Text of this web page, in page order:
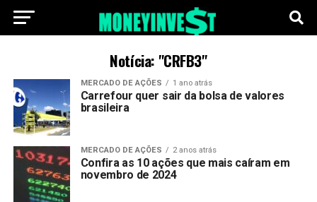
Notícia: "CRFB3"
MERCADO DE AÇÕES 1 ano atrás
Carrefour quer sair da bolsa de valores
brasileira
MERCADO DE AÇÕES 2 anos atrás
Confira as 10 ações que mais caíram em
novembro de 2024